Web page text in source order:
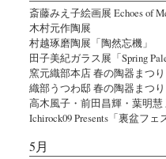
斎藤みえ子絵画展 Echoes of
木村元作陶展
村越琢磨陶展「陶然忘機」
田子美紀ガラス展「Spring
窯元織部本店 春の陶器まつり
織部うつわ邸 春の陶器まつり
高木風子・前田昌輝・葉明慧
Ichirock09 Presents「裏盆フェス
5月